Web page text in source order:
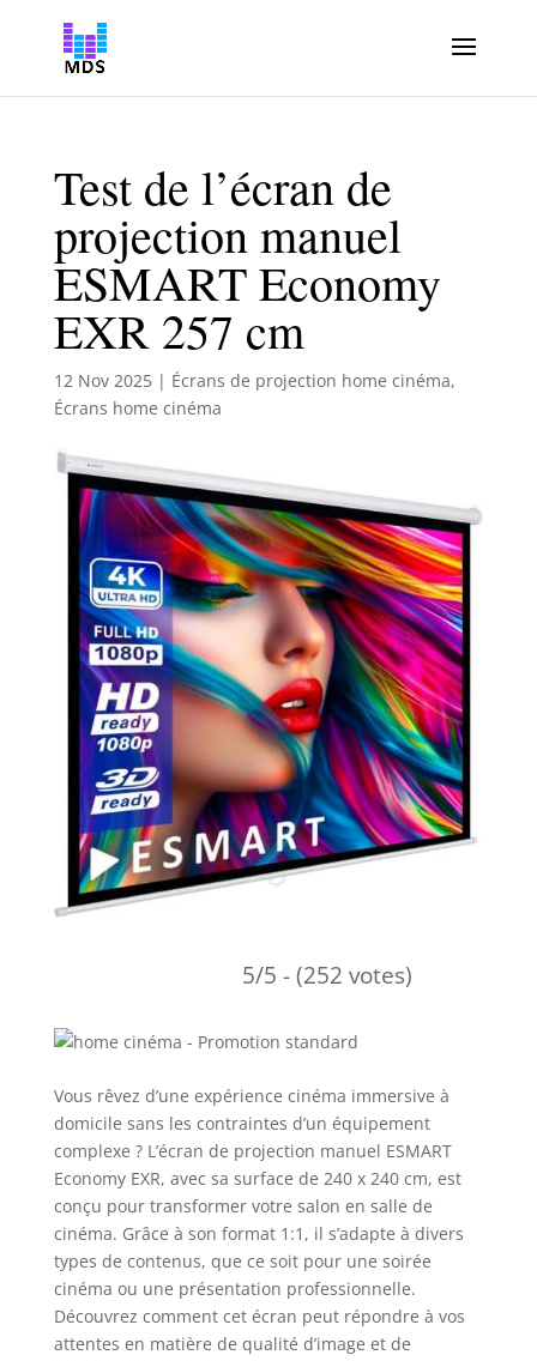
Test de l’écran de
projection manuel
ESMART Economy
EXR 257 cm
12 Nov 2025| Écrans de projection home cinéma,
Écrans home cinéma
5/5 - (252 votes)
Vous rêvez d’une expérience cinéma immersive à
domicile sans les contraintes d’un équipement
complexe ? L’écran de projection manuel ESMART
Economy EXR, avec sa surface de 240 x 240 cm, est
conçu pour transformer votre salon en salle de
cinéma. Grâce à son format 1:1, il s’adapte à divers
types de contenus, que ce soit pour une soirée
cinéma ou une présentation professionnelle.
Découvrez comment cet écran peut répondre à vos
attentes en matière de qualité d’image et de